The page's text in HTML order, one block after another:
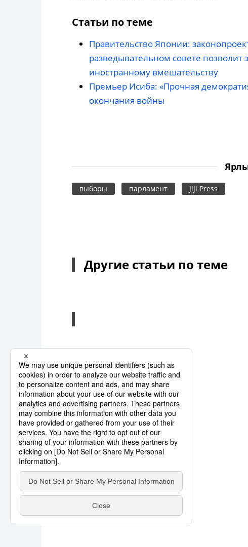
Статьи по теме
Правительство Японии:
разведывательном совете позволит
иностранному вмешательству
Премьер Исиба: «Прочная
окончания войны
выборы парламент Jiji Press
Другие статьи по теме